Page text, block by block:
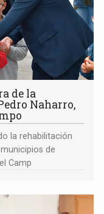
de la
Naharro,
la rehabilitación
de
Camp